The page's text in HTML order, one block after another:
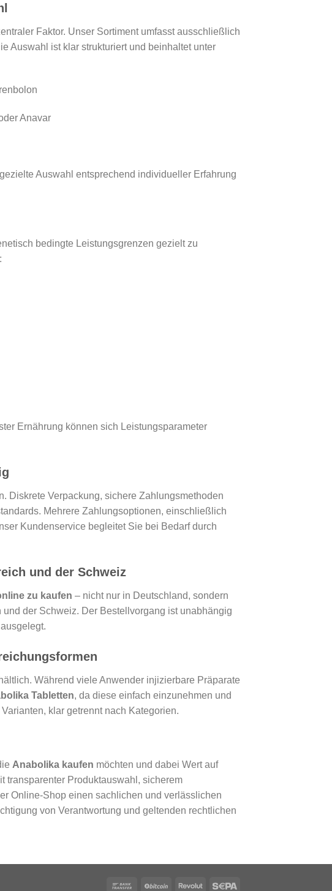
Faktor. Unser Sortiment umfasst ausschließlich
Auswahl ist klar strukturiert und beinhaltet unter
Anavar
Auswahl entsprechend individueller Erfahrung
bedingte Leistungsgrenzen gezielt zu
Ernährung können sich Leistungsparameter
Diskrete Verpackung, sichere Zahlungsmethoden
Mehrere Zahlungsoptionen, einschließlich
Kundenservice begleitet Sie bei Bedarf durch
und der Schweiz
zu kaufen – nicht nur in Deutschland, sondern
der Schweiz. Der Bestellvorgang ist unabhängig
Während viele Anwender injizierbare Präparate
Tabletten, da diese einfach einzunehmen und
klar getrennt nach Kategorien.
Anabolika kaufen möchten und dabei Wert auf
transparenter Produktauswahl, sicherem
Online-Shop einen sachlichen und verlässlichen
von Verantwortung und geltenden rechtlichen